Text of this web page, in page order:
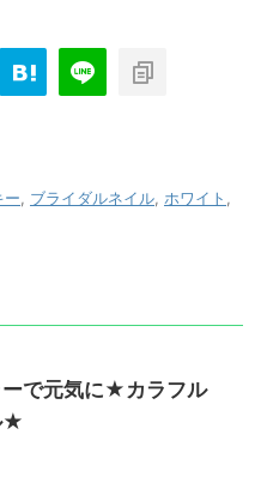
ー ブライダルネイル ホワイト
ーで元気に★カラフル
★